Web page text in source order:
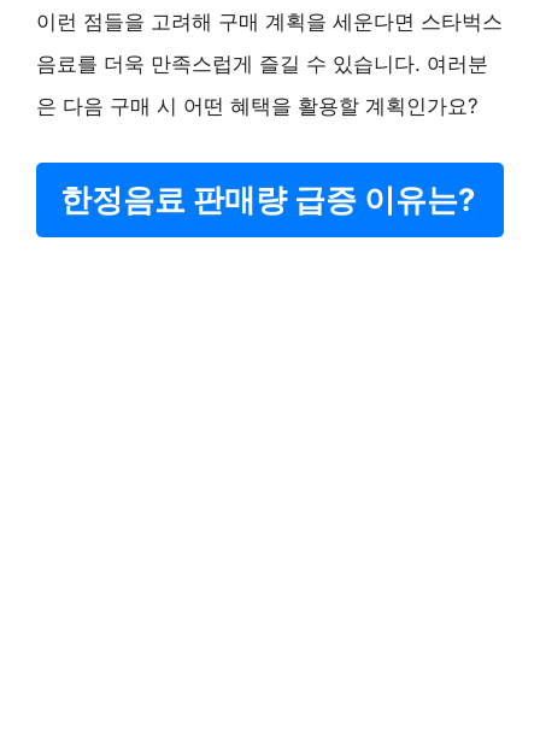
이런 점들을 고려해 구매 계획을 세운다면 스타벅스
음료를 더욱 만족스럽게 즐길 수 있습니다. 여러분
은 다음 구매 시 어떤 혜택을 활용할 계획인가요?
한정음료 판매량 급증 이유는?